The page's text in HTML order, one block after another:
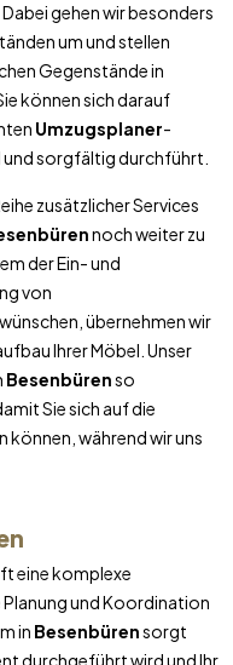
. Dabei gehen wir besonders
um und stellen
Gegenstände in
können sich darauf
Umzugsplaner-
sorgfältig durchführt.
zusätzlicher Services
noch weiter zu
der Ein- und
von
übernehmen wir
Ihrer Möbel. Unser
Besenbürenso
Sie sich auf die
können, während wir uns
eine komplexe
und Koordination
in Besenbürensorgt
durchgeführt wird und Ihr